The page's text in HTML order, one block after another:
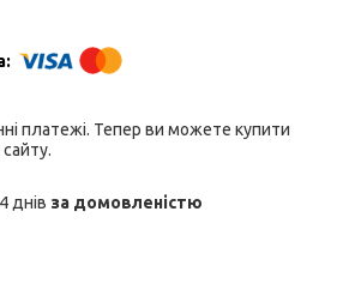
платежі. Тепер ви можете купити
днів за домовленістю